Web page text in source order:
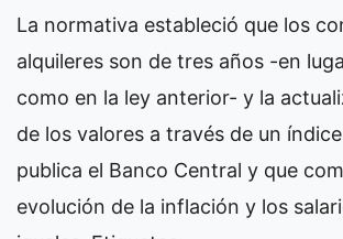
La normativa estableció que los
alquileres son de tres años -en
como en la ley anterior- y la
de los valores a través de un
publica el Banco Central y que
evolución de la inflación y los